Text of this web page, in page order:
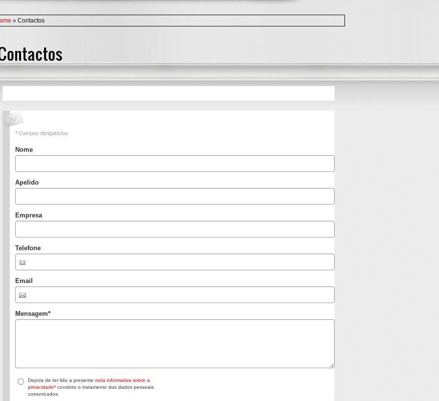
» Contactos
* Campos obrigatórios
Nome
Apelido
Empresa
Telefone
Email
Mensagem*
Depois de ter lido a presente nota informativa sobre a
privacidade* consinto o tratamento dos dados pessoais
comunicados.